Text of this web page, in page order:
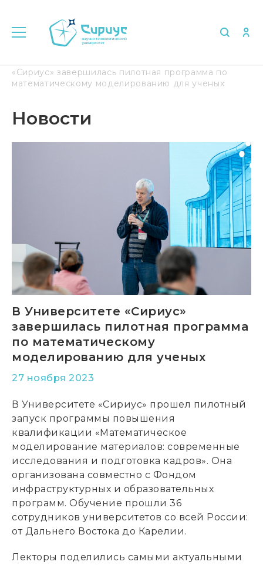
«Сириус» завершилась пилотная программа по
математическому моделированию для ученых
Новости
В Университете «Сириус»
завершилась пилотная программа
по математическому
моделированию для ученых
27 ноября 2023
В Университете «Сириус» прошел пилотный
запуск программы повышения
квалификации «Математическое
моделирование материалов: современные
исследования и подготовка кадров». Она
организована совместно с Фондом
инфраструктурных и образовательных
программ. Обучение прошли 36
сотрудников университетов со всей России:
от Дальнего Востока до Карелии.
Лекторы поделились самыми актуальными